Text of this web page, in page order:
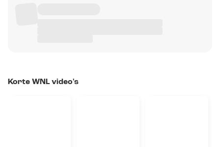
Korte WNL video's